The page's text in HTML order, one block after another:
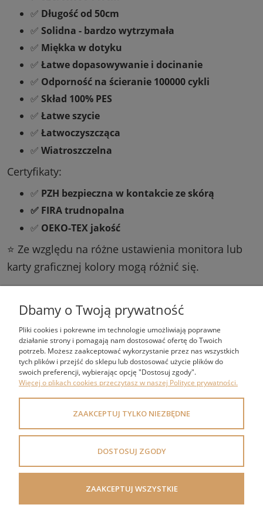
✅ Długość od 50cm
✅ Solidna - bardzo wytrzymała
✅ Miękka w dotyku
✅ Łatwe dopasowywanie i docinanie
✅ Odporność na ścieranie 100000 cykli
✅ Skład 100% PES
✅ Łatwe szycie
✅ Łatwoczyszcząca
✅ Wiatroszczelna
Certyfikaty:
✅ PZH bezpieczna w kontakcie ze skórą
✅ FIRA trudnopalna
✅ OEKO-TEX jakość
⭐ Ze względu na różne ustawienia monitora lub
karty graficznej kolory mogą różnić się.
ZAKUPY
POMOC
MOJE KONTO
INFORMACJE
POLECANE KATEGORIE
Dbamy o Twoją prywatność
Pliki cookies i pokrewne im technologie umożliwiają poprawne
działanie strony i pomagają nam dostosować ofertę do Twoich
potrzeb. Możesz zaakceptować wykorzystanie przez nas wszystkich
tych plików i przejść do sklepu lub dostosować użycie plików do
swoich preferencji, wybierając opcję "Dostosuj zgody".
Więcej o plikach cookies przeczytasz w naszej Polityce prywatności.
ZAAKCEPTUJ TYLKO NIEZBĘDNE
DOSTOSUJ ZGODY
ZAAKCEPTUJ WSZYSTKIE